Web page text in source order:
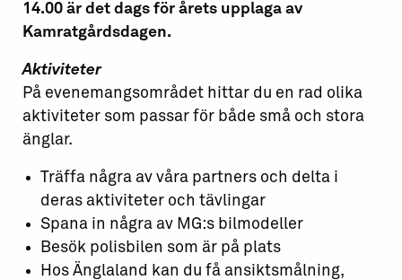
14.00 är det dags för årets upplaga av
Kamratgårdsdagen.
Aktiviteter
På evenemangsområdet hittar du en rad olika
aktiviteter som passar för både små och stora
änglar.
Träffa några av våra partners och delta i
deras aktiviteter och tävlingar
Spana in några av MG:s bilmodeller
Besök polisbilen som är på plats
Hos Änglaland kan du få ansiktsmålning,